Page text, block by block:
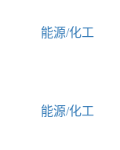
能源/化工
能源/化工